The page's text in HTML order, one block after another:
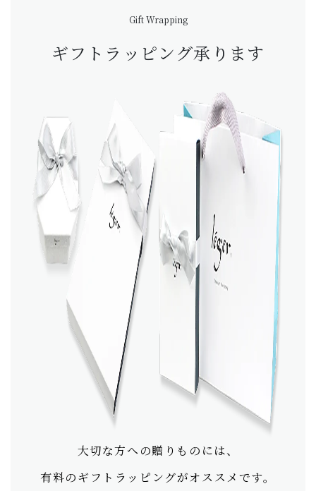
Gift Wrapping
ギフトラッピング承ります
大切な方への贈りものには、
有料のギフトラッピングがオススメです。